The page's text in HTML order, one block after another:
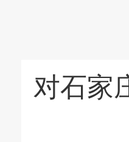
对石家